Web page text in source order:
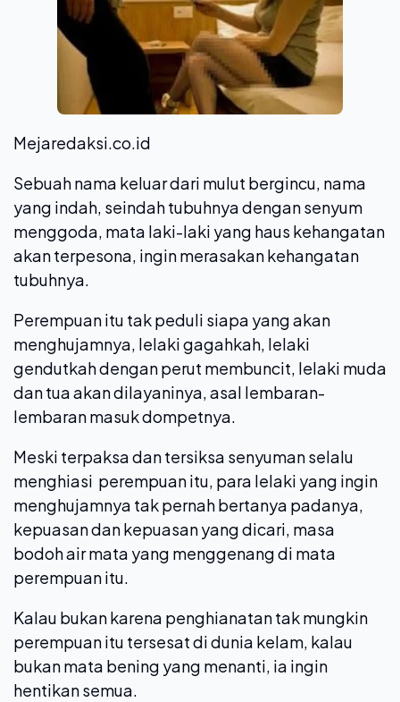
Mejaredaksi.co.id
Sebuah nama keluar dari mulut bergincu, nama
yang indah, seindah tubuhnya dengan senyum
menggoda, mata laki-laki yang haus kehangatan
akan terpesona, ingin merasakan kehangatan
tubuhnya.
Perempuan itu tak peduli siapa yang akan
menghujamnya, lelaki gagahkah, lelaki
gendutkah dengan perut membuncit, lelaki muda
dan tua akan dilayaninya, asal lembaran-
lembaran masuk dompetnya.
Meski terpaksa dan tersiksa senyuman selalu
menghiasi perempuan itu, para lelaki yang ingin
menghujamnya tak pernah bertanya padanya,
kepuasan dan kepuasan yang dicari, masa
bodoh air mata yang menggenang di mata
perempuan itu.
Kalau bukan karena penghianatan tak mungkin
perempuan itu tersesat di dunia kelam, kalau
bukan mata bening yang menanti, ia ingin
hentikan semua.